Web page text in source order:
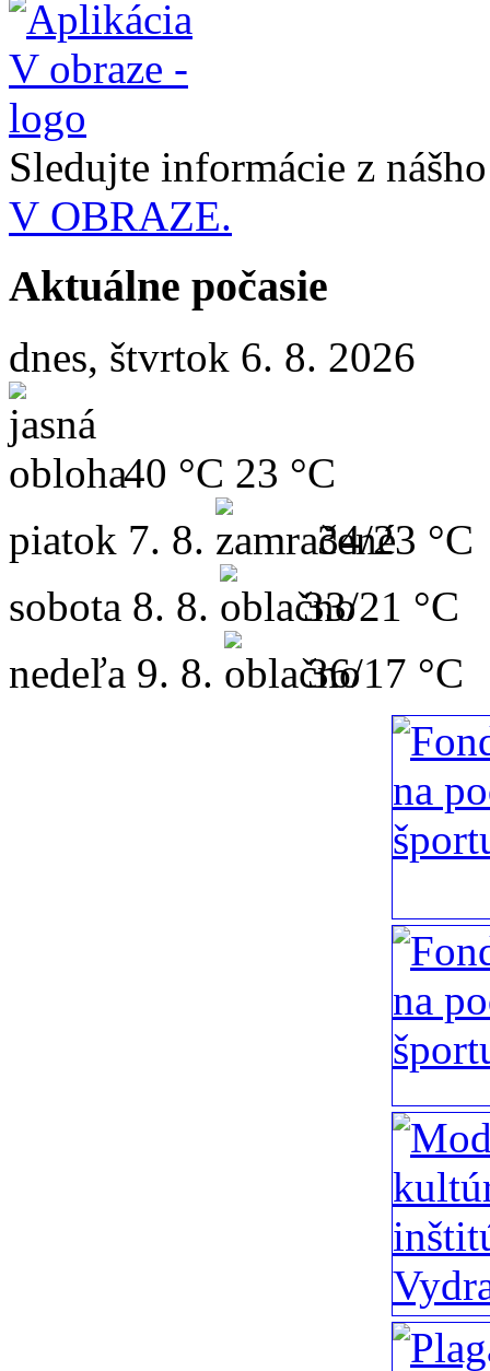
Sledujte informácie z
V OBRAZE.
Aktuálne počasie
dnes, štvrtok 6. 8. 2026
40 °C 23 °C
piatok 7. 8.
34/23 °C
sobota 8. 8.
33/21 °C
nedeľa 9. 8. 36/17 °C